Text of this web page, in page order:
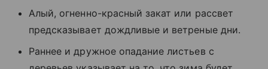
Алый, огненно-красный закат или рассвет
предсказывает дождливые и ветреные дни.
Раннее и дружное опадание листьев с